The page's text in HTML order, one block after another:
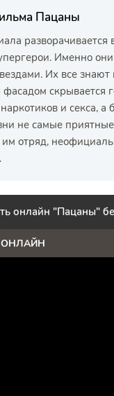
Пацаны
разворачивается
Именно
Их все
скрывается
и секса, а
не самые
им отряд,
онлайн "Пацаны"
ОНЛАЙН